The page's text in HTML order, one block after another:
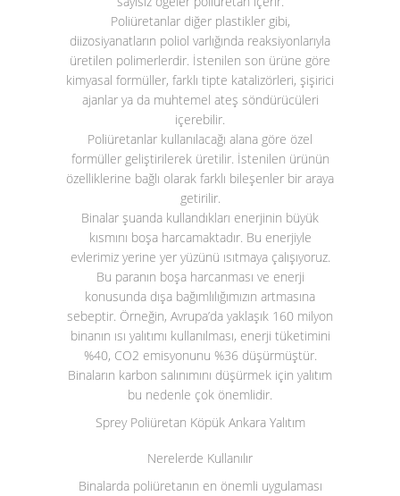
Poliüretanlar diğer plastikler gibi,
diizosiyanatların poliol varlığında reaksiyonlarıyla
üretilen polimerlerdir. İstenilen son ürüne göre
kimyasal formüller, farklı tipte katalizörleri, şişirici
ajanlar ya da muhtemel ateş söndürücüleri
içerebilir.
Poliüretanlar kullanılacağı alana göre özel
formüller geliştirilerek üretilir. İstenilen ürünün
özelliklerine bağlı olarak farklı bileşenler bir araya
getirilir.
Binalar şuanda kullandıkları enerjinin büyük
kısmını boşa harcamaktadır. Bu enerjiyle
evlerimiz yerine yer yüzünü ısıtmaya çalışıyoruz.
Bu paranın boşa harcanması ve enerji
konusunda dışa bağımlılığımızın artmasına
sebeptir. Örneğin, Avrupa’da yaklaşık 160 milyon
binanın ısı yalıtımı kullanılması, enerji tüketimini
%40, CO2 emisyonunu %36 düşürmüştür.
Binaların karbon salınımını düşürmek için yalıtım
bu nedenle çok önemlidir.
Sprey Poliüretan Köpük Ankara Yalıtım
Nerelerde Kullanılır
Binalarda poliüretanın en önemli uygulaması